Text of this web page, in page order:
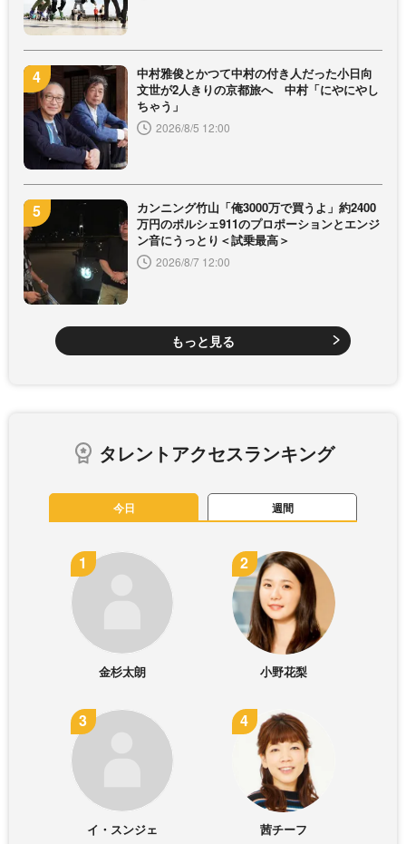
中村雅俊とかつて中村の付き人だった小日向
文世が2人きりの京都旅へ 中村「にやにやし
ちゃう」
2026/8/5 12:00
カンニング竹山「俺3000万で買うよ」約2400
万円のポルシェ911のプロポーションとエンジ
ン音にうっとり＜試乗最高＞
2026/8/7 12:00
もっと見る
タレントアクセスランキング
今日 週間
金杉太朗 小野花梨
イ・スンジェ 茜チーフ